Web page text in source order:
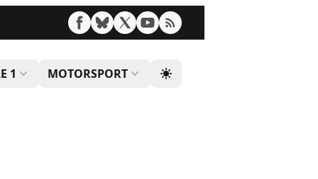
1 MOTORSPORT